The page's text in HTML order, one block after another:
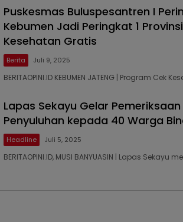
Puskesmas Buluspesantren I
Kebumen Jadi Peringkat 1
Kesehatan Gratis
Berita Juli 9, 2025
BERITAOPINI.ID KEBUMEN JATENG | Program Cek
Lapas Sekayu Gelar
Penyuluhan kepada 40 Warga
Headline Juli 5, 2025
BERITAOPINI.ID, MUSI BANYUASIN | Lapas